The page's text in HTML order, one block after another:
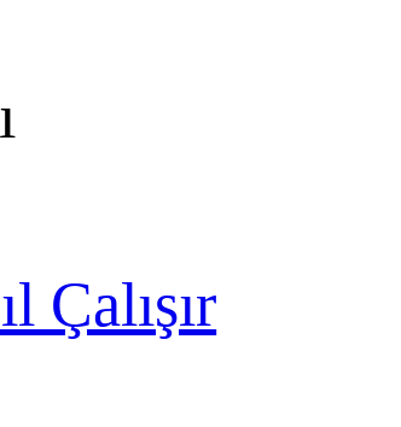
Çalışır